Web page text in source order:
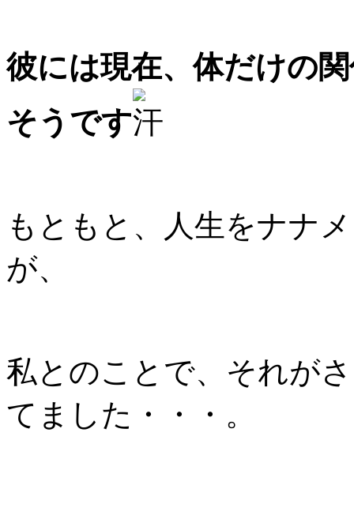
彼には現在、体だけの
そうです
もともと、人生をナナ
が、
私とのことで、それが
てました・・・。